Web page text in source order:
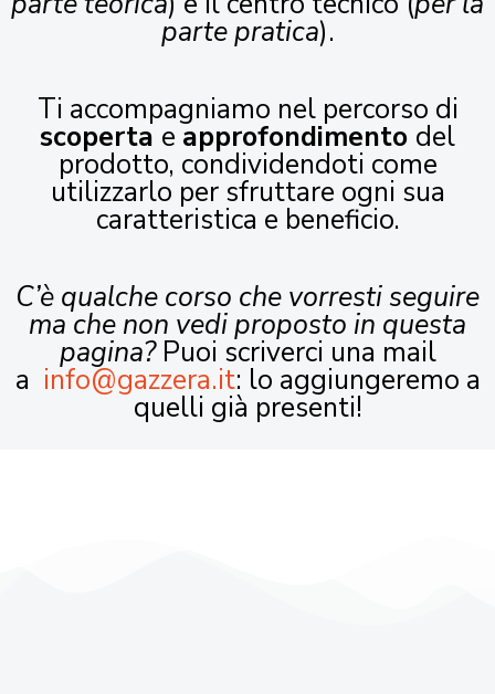
parte pratica).
Ti accompagniamo nel percorso di
scoperta e approfondimento del
prodotto, condividendoti come
utilizzarlo per sfruttare ogni sua
caratteristica e beneficio.
C’è qualche corso che vorresti seguire
ma che non vedi proposto in questa
pagina?Puoi scriverci una mail
a info@gazzera.it: lo aggiungeremo a
quelli già presenti!